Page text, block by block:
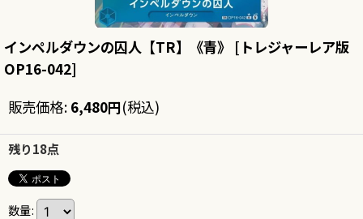
インペルダウンの囚人【TR】《青》 [ トレジャーレア版
OP16-042]
販売価格: 6,480円(税込)
残り18点
数量: